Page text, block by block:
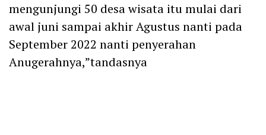
mengunjungi 50 desa wisata itu mulai dari
awal juni sampai akhir Agustus nanti pada
September 2022 nanti penyerahan
Anugerahnya,”tandasnya